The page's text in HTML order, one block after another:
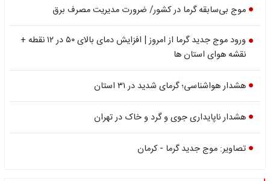
موج بی‌سابقه گرما در کشور/ ضرورت مدیریت مصرف برق
ورود موج جدید گرما از امروز | افزایش دمای بالای ۵۰ در ۱۲ نقطه +
نقشه هوای استان ها
هشدار هواشناسی؛ گرمای شدید در ۳۱ استان
هشدار ناپایداری جوی و گرد و خاک در تهران
تصاویر: موج جدید گرما - کرمان